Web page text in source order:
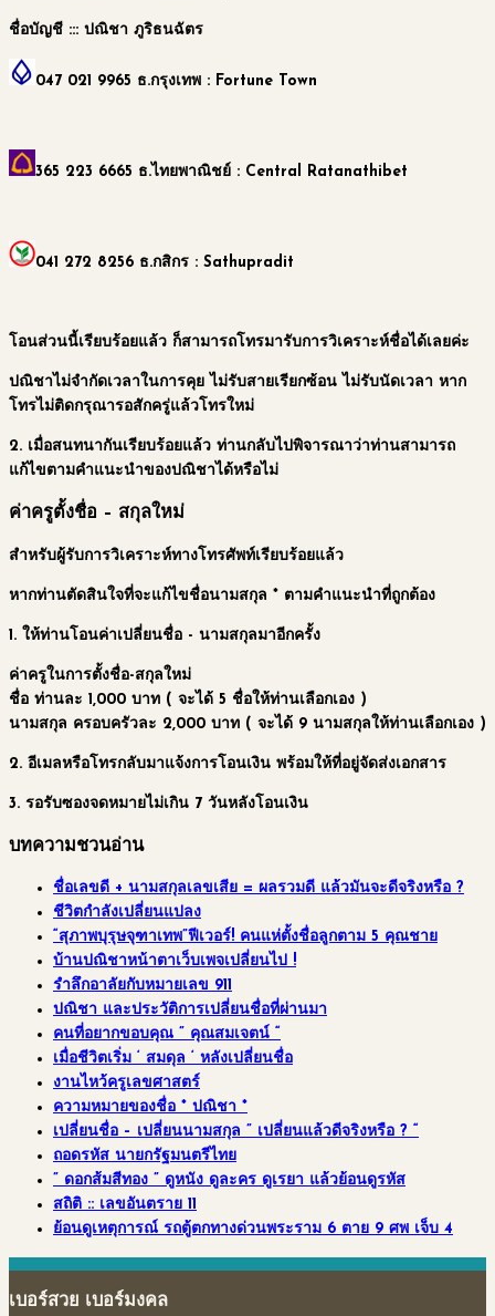
ชื่อบัญชี ::: ปณิชา ภูริธนฉัตร
047 021 9965 ธ.กรุงเทพ : Fortune Town
365 223 6665 ธ.ไทยพาณิชย์ : Central Ratanathibet
041 272 8256 ธ.กสิกร : Sathupradit
โอนส่วนนี้เรียบร้อยแล้ว ก็สามารถโทรมารับการวิเคราะห์ชื่อได้เลยค่ะ
ปณิชาไม่จำกัดเวลาในการคุย ไม่รับสายเรียกซ้อน ไม่รับนัดเวลา หาก
โทรไม่ติดกรุณารอสักครู่แล้วโทรใหม่
2. เมื่อสนทนากันเรียบร้อยแล้ว ท่านกลับไปพิจารณาว่าท่านสามารถ
แก้ไขตามคำแนะนำของปณิชาได้หรือไม่
ค่าครูตั้งชื่อ – สกุลใหม่
สำหรับผู้รับการวิเคราะห์ทางโทรศัพท์เรียบร้อยแล้ว
หากท่านตัดสินใจที่จะแก้ไขชื่อนามสกุล * ตามคำแนะนำที่ถูกต้อง
1. ให้ท่านโอนค่าเปลี่ยนชื่อ - นามสกุลมาอีกครั้ง
ค่าครูในการตั้งชื่อ-สกุลใหม่
ชื่อ ท่านละ 1,000 บาท ( จะได้ 5 ชื่อให้ท่านเลือกเอง )
นามสกุล ครอบครัวละ 2,000 บาท ( จะได้ 9 นามสกุลให้ท่านเลือกเอง )
2. อีเมลหรือโทรกลับมาแจ้งการโอนเงิน พร้อมให้ที่อยู่จัดส่งเอกสาร
3. รอรับซองจดหมายไม่เกิน 7 วันหลังโอนเงิน
บทความชวนอ่าน
ชื่อเลขดี + นามสกุลเลขเสีย = ผลรวมดี แล้วมันจะดีจริงหรือ ?
ชีวิตกำลังเปลี่ยนแปลง
“สุภาพบุรุษจุฑาเทพ”ฟีเวอร์! คนแห่ตั้งชื่อลูกตาม 5 คุณชาย
บ้านปณิชาหน้าตาเว็บเพจเปลี่ยนไป !
รำลึกอาลัยกับหมายเลข 911
ปณิชา และประวัติการเปลี่ยนชื่อที่ผ่านมา
คนที่อยากขอบคุณ ” คุณสมเจตน์ “
เมื่อชีวิตเริ่ม ‘ สมดุล ‘ หลังเปลี่ยนชื่อ
งานไหว้ครูเลขศาสตร์
ความหมายของชื่อ * ปณิชา *
เปลี่ยนชื่อ – เปลี่ยนนามสกุล ” เปลี่ยนแล้วดีจริงหรือ ? “
ถอดรหัส นายกรัฐมนตรีไทย
” ดอกส้มสีทอง ” ดูหนัง ดูละคร ดูเรยา แล้วย้อนดูรหัส
สถิติ :: เลขอันตราย 11
ย้อนดูเหตุการณ์ รถตู้ตกทางด่วนพระราม 6 ตาย 9 ศพ เจ็บ 4
เบอร์สวย เบอร์มงคล